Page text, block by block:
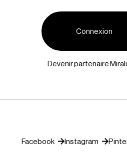
Connexion
Devenir partenaire
Facebook Instagram